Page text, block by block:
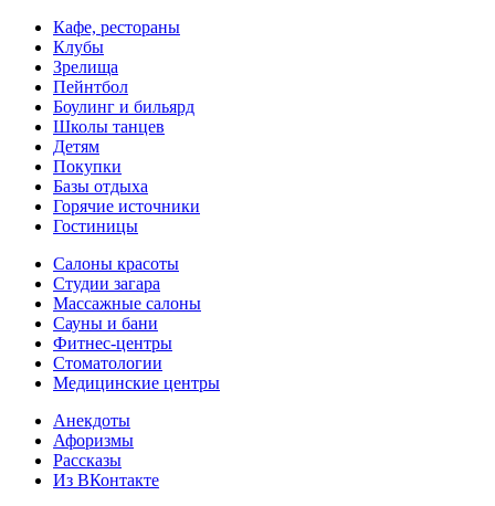
Кафе, рестораны
Клубы
Зрелища
Пейнтбол
Боулинг и бильярд
Школы танцев
Детям
Покупки
Базы отдыха
Горячие источники
Гостиницы
Салоны красоты
Студии загара
Массажные салоны
Сауны и бани
Фитнес-центры
Стоматологии
Медицинские центры
Анекдоты
Афоризмы
Рассказы
Из ВКонтакте